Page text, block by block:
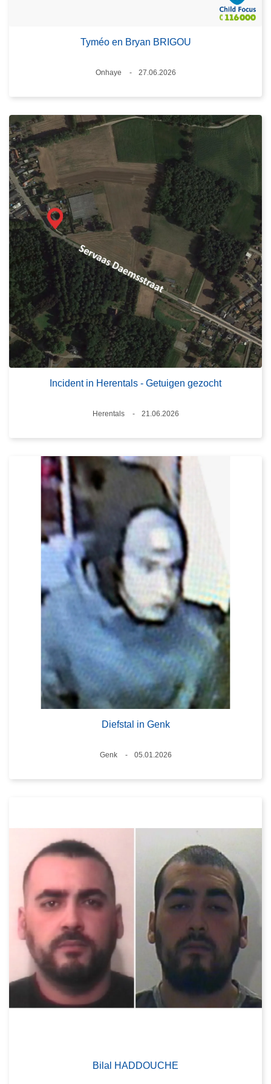
Tyméo en Bryan BRIGOU
Plaats
Onhaye
27.06.2026
Incident in Herentals - Getuigen gezocht
Plaats
Herentals
21.06.2026
Diefstal in Genk
Plaats
Genk
05.01.2026
Bilal HADDOUCHE